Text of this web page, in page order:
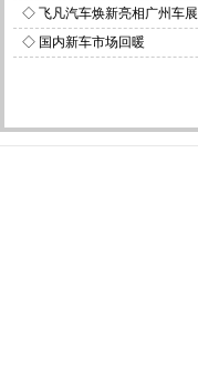
◇ 飞凡汽车焕新亮相广州车展
◇ 国内新车市场回暖